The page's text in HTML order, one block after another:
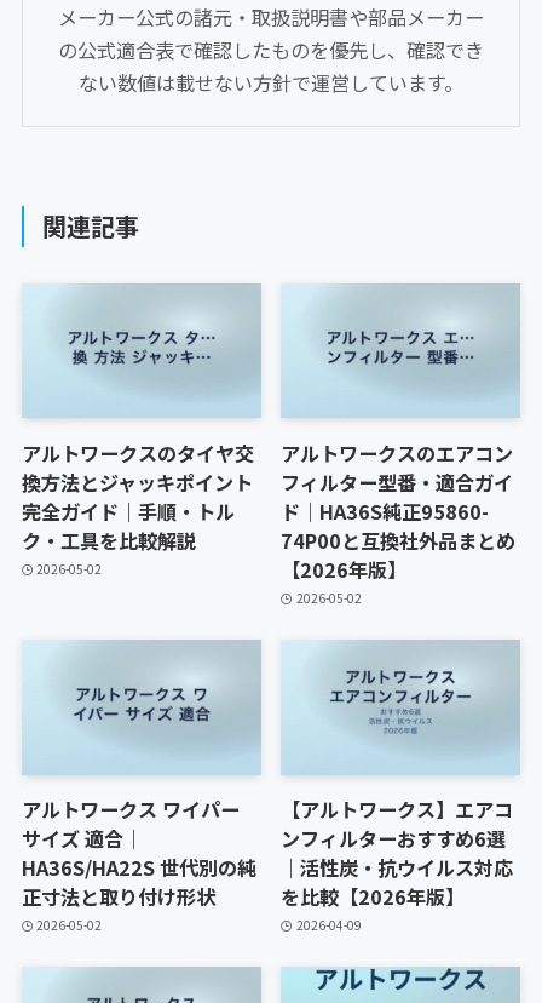
メーカー公式の諸元・取扱説明書や部品メーカー
の公式適合表で確認したものを優先し、確認でき
ない数値は載せない方針で運営しています。
関連記事
アルトワークスのタイヤ交
換方法とジャッキポイント
完全ガイド｜手順・トル
ク・工具を比較解説
2026-05-02
アルトワークスのエアコン
フィルター型番・適合ガイ
ド｜HA36S純正95860-
74P00と互換社外品まとめ
【2026年版】
2026-05-02
アルトワークス ワイパー
サイズ 適合｜
HA36S/HA22S 世代別の純
正寸法と取り付け形状
2026-05-02
【アルトワークス】エアコ
ンフィルターおすすめ6選
｜活性炭・抗ウイルス対応
を比較【2026年版】
2026-04-09